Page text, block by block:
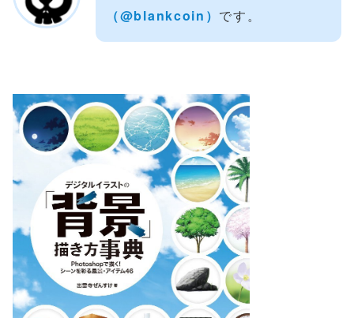
（‎@blankcoin） です。